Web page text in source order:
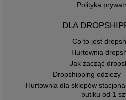
Polityka
DLA
Co to jest
Hurtownia
Jak zacząć
Dropshipping odzieży
Hurtownia dla sklepów
butiku od 1